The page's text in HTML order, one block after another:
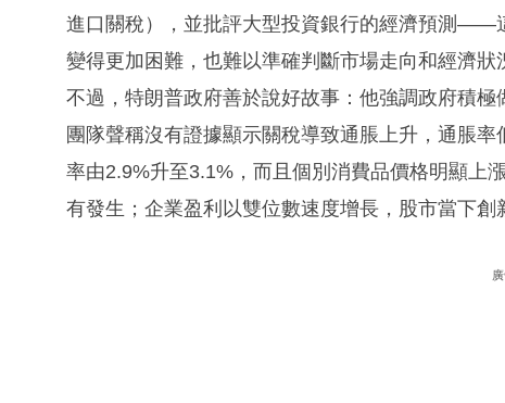
進口關稅），並批評大型投資銀行的經濟預測——
變得更加困難，也難以準確判斷市場走向和經濟狀
不過，特朗普政府善於說好故事：他強調政府積
團隊聲稱沒有證據顯示關稅導致通脹上升，通脹
率由2.9%升至3.1%，而且個別消費品價格明顯上
有發生；企業盈利以雙位數速度增長，股市當下創